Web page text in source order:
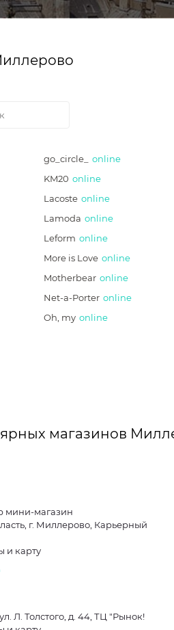
go_circle_
online
KM20 online
Lacoste online
Lamoda online
Leform online
More is Love online
Motherbear online
Net-a-Porter online
Oh, my online
магазинов
мини-магазин
г. Миллерово, Карьерный
и карту
Л. Толстого, д. 44, ТЦ "Рынок!